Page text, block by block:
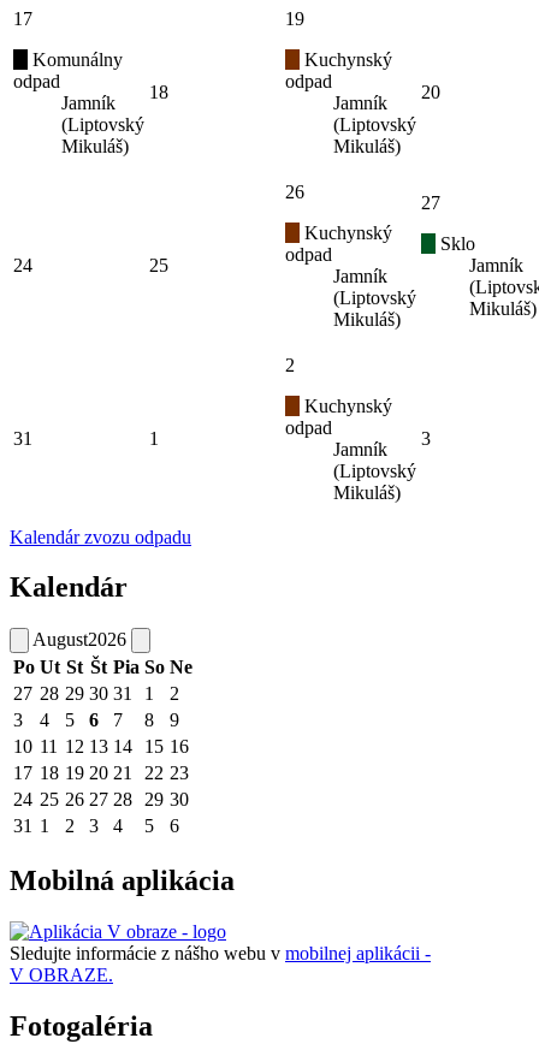
17
Komunálny
odpad
Jamník
(Liptovský
Mikuláš)
18
19
Kuchynský
odpad
Jamník
(Liptovský
Mikuláš)
20
24 25
26
Kuchynský
odpad
Jamník
(Liptovský
Mikuláš)
27
Sklo
Jamník
Mikuláš)
31 1
2
Kuchynský
odpad
Jamník
(Liptovský
Mikuláš)
3
Kalendár zvozu odpadu
Kalendár
August2026
Po Ut St Št Pia So Ne
27 28 29 30 31 1
2
3
4 5 6 7 8
9
10 11 12 13 14 15 16
17 18 19 20 21 22 23
24 25 26 27 28 29 30
31 1 2 3 4 5 6
Mobilná aplikácia
Sledujte informácie z nášho webu v mobilnej aplikácii -
V OBRAZE.
Fotogaléria